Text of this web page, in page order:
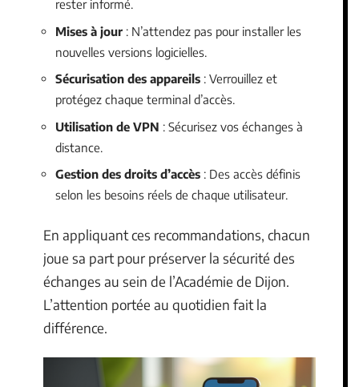
rester informé.
Mises à jour : N’attendez pas pour installer les
nouvelles versions logicielles.
Sécurisation des appareils : Verrouillez et
protégez chaque terminal d’accès.
Utilisation de VPN : Sécurisez vos échanges à
distance.
Gestion des droits d’accès : Des accès définis
selon les besoins réels de chaque utilisateur.
En appliquant ces recommandations, chacun
joue sa part pour préserver la sécurité des
échanges au sein de l’Académie de Dijon.
L’attention portée au quotidien fait la
différence.